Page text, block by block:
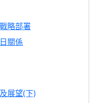
略部署
關係
展望(下)